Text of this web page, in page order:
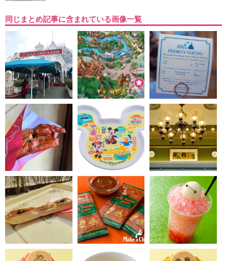
同じまとめ記事に含まれている画像一覧